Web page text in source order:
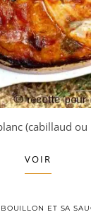
(cabillaud ou
VOIR
ET SA